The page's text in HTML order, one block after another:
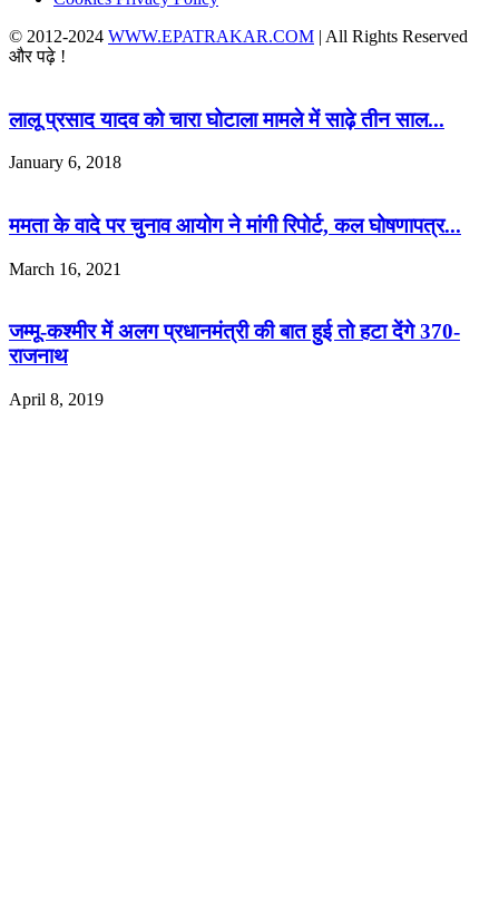
© 2012-2024 WWW.EPATRAKAR.COM | All Rights Reserved
और पढ़े !
लालू प्रसाद यादव को चारा घोटाला मामले में साढ़े तीन साल...
January 6, 2018
ममता के वादे पर चुनाव आयोग ने मांगी रिपोर्ट, कल घोषणापत्र...
March 16, 2021
जम्मू-कश्मीर में अलग प्रधानमंत्री की बात हुई तो हटा देंगे 370-
राजनाथ
April 8, 2019